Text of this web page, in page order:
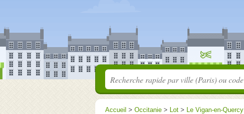
Accueil > Occitanie > Lot > Le Vigan-en-Quercy